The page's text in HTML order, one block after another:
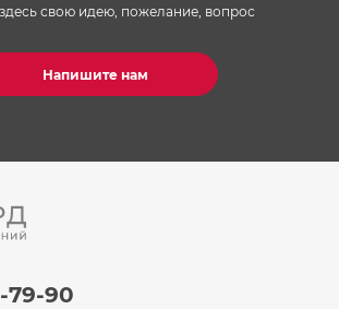
свою идею, пожелание, вопрос
Напишите нам
79-90